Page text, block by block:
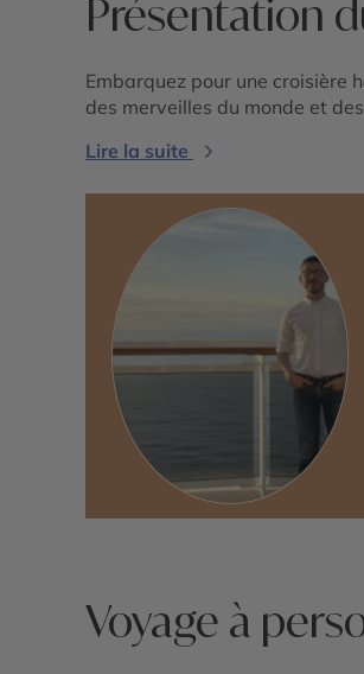
Présentation
Embarquez pour une croisière
des merveilles du monde et
Lire la suite
Voyage à